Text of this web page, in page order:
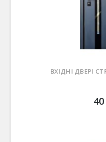
ВХІДНІ ДВЕРІ